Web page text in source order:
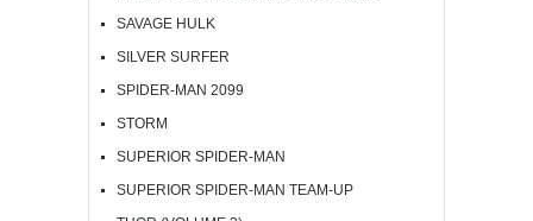
SAVAGE HULK
SILVER SURFER
SPIDER-MAN 2099
STORM
SUPERIOR SPIDER-MAN
SUPERIOR SPIDER-MAN TEAM-UP